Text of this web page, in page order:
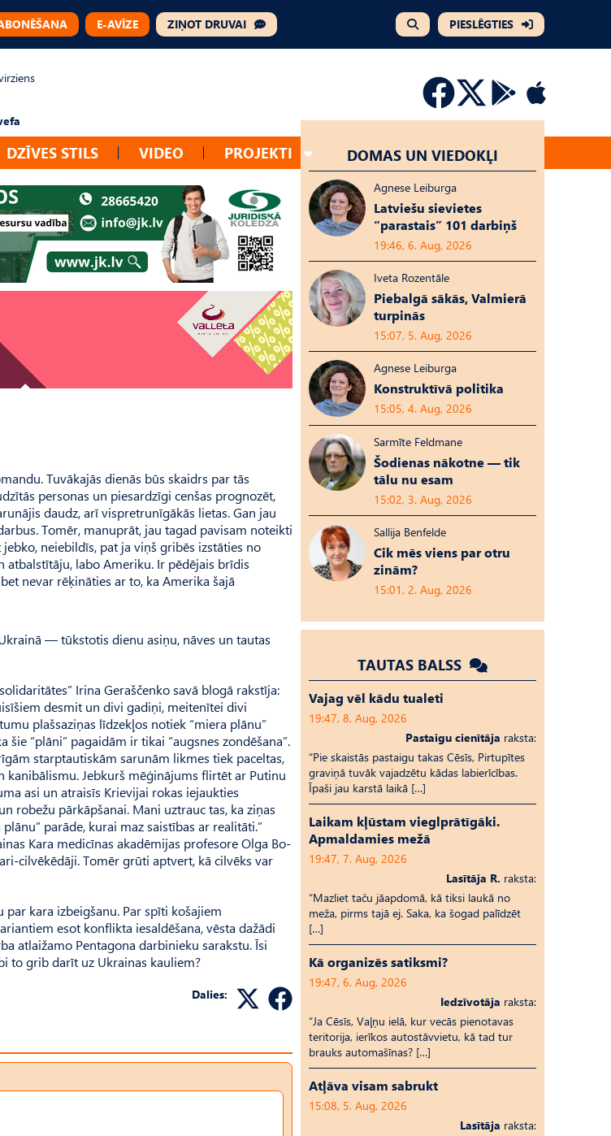
E-AVĪZE ZIŅOT DRUVAI PIESLĒGTIES
DZĪVES STILS VIDEO PROJEKTI
Tu­vākajās dienās būs skaidrs par tās
personas un piesardzīgi cenšas prognozēt,
daudz, arī vispretrunīgākās lietas. Gan jau
Tomēr, manuprāt, jau tagad pavisam noteikti
neiebildīs, pat ja viņš gribēs izstāties no
labo Ameriku. Ir pēdējais brīdis
nevar rēķināties ar to, ka Amerika šajā
— tūkstotis dienu asiņu, nāves un tautas
Irina Geraščenko savā blogā rakstīja:
desmit un divi gadiņi, meitenītei divi
plašsaziņas līdzekļos notiek “miera plānu”
“plāni” pagaidām ir tikai “augsnes zondēšana”.
starptautiskām sarunām likmes tiek paceltas,
Jebkurš mēģinājums flirtēt ar Putinu
asi un atraisīs Krievijai rokas iejaukties
robežu pārkāpšanai. Mani uztrauc tas, ka ziņas
parāde, kurai maz saistības ar realitāti.”
Kara medicīnas akadēmijas profesore Olga Bo­
cilvēkēdāji. Tomēr grūti aptvert, kā cilvēks var
kara izbeigšanu. Par spīti košajiem
esot konflikta iesaldēšana, vēsta dažādi
atlaižamo Pentagona darbinieku sarakstu. Īsi
to grib darīt uz Ukrainas kauliem?
Dalies:
DOMAS UN VIEDOKĻI
Agnese Leiburga
Latviešu sievietes
“parastais” 101 darbiņš
19:46, 6. Aug, 2026
Iveta Rozentāle
Piebalgā sākās, Valmierā
turpinās
15:07, 5. Aug, 2026
Agnese Leiburga
Konstruktīvā politika
15:05, 4. Aug, 2026
Sarmīte Feldmane
Šodienas nākotne — tik
tālu nu esam
15:02, 3. Aug, 2026
Sallija Benfelde
Cik mēs viens par otru
zinām?
15:01, 2. Aug, 2026
TAUTAS BALSS
Vajag vēl kādu tualeti
19:47, 8. Aug, 2026
Pastaigu cienītāja raksta:
“Pie skaistās pastaigu takas Cēsīs, Pirtupītes
graviņā tuvāk vajadzētu kādas labierīcības.
Īpaši jau karstā laikā […]
Laikam kļūstam vieglprātīgāki.
Apmaldamies mežā
19:47, 7. Aug, 2026
Lasītāja R. raksta:
“Mazliet taču jāapdomā, kā tiksi laukā no
meža, pirms tajā ej. Saka, ka šogad palīdzēt
[…]
Kā organizēs satiksmi?
19:47, 6. Aug, 2026
Iedzīvotāja raksta:
“Ja Cēsīs, Vaļņu ielā, kur vecās pienotavas
teritorija, ierīkos autostāvvietu, kā tad tur
brauks automašīnas? […]
Atļāva visam sabrukt
15:08, 5. Aug, 2026
Lasītāja raksta: